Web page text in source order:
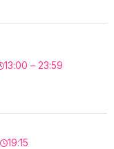
13:00 – 23:59
19:15